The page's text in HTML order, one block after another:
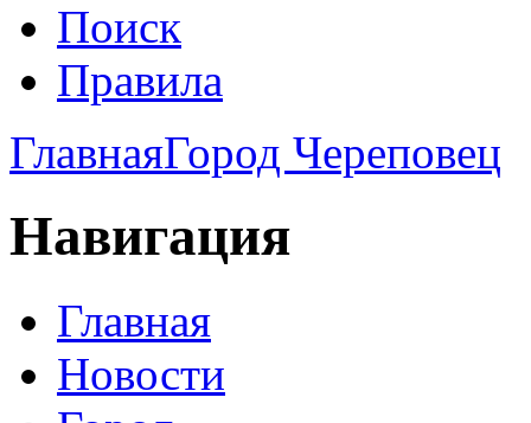
Поиск
Правила
ГлавнаяГород Череповец
Навигация
Главная
Новости